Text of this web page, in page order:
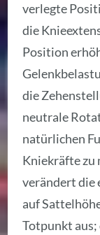
verlegte
die
Position
die
neutrale
natürlichen
Kniekräfte zu
verändert die
auf
Totpunkt aus;